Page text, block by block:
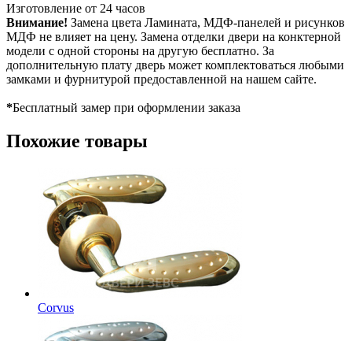
Изготовление от 24 часов
Внимание! Замена цвета Ламината, МДФ-панелей и рисунков
МДФ не влияет на цену. Замена отделки двери на конктерной
модели с одной стороны на другую бесплатно. За
дополнительную плату дверь может комплектоваться любыми
замками и фурнитурой предоставленной на нашем сайте.
*Бесплатный замер при оформлении заказа
Похожие товары
Corvus